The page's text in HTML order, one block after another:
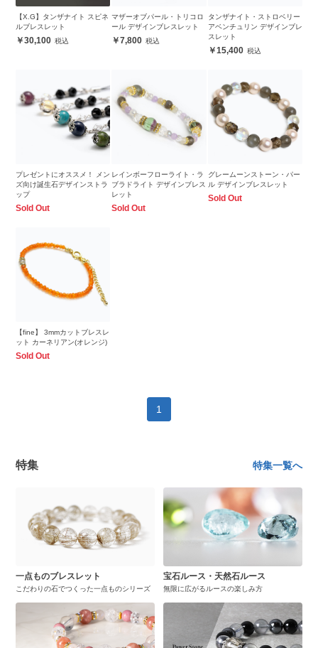
【X.G】タンザナイト スピネ
ルブレスレット
30,100
マザーオブパール・トリコロ
ール デザインブレスレット
7,800
タンザナイト・ストロベリー
アベンチュリン デザインブレ
スレット
15,400
プレゼントにオススメ！ メン
ズ向け誕生石デザインストラ
ップ
Sold Out
レインボーフローライト・ラ
ブラドライト デザインブレス
レット
Sold Out
グレームーンストーン・パー
ル デザインブレスレット
Sold Out
【fine】 3mmカットブレスレ
ット カーネリアン(オレンジ)
Sold Out
1
特集 特集一覧へ
一点ものブレスレット
こだわりの石でつくった一点ものシリーズ
宝石ルース・天然石ルース
無限に広がるルースの楽しみ方